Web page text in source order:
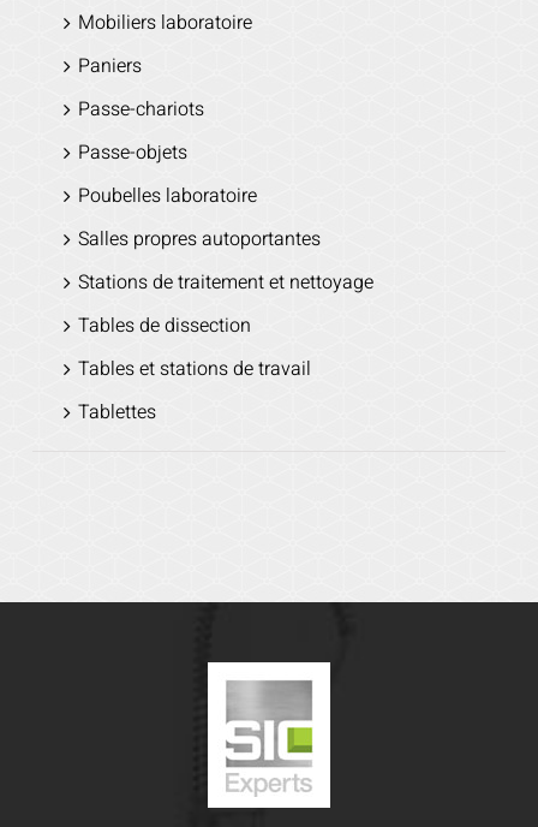
Mobiliers laboratoire
Paniers
Passe-chariots
Passe-objets
Poubelles laboratoire
Salles propres autoportantes
Stations de traitement et nettoyage
Tables de dissection
Tables et stations de travail
Tablettes